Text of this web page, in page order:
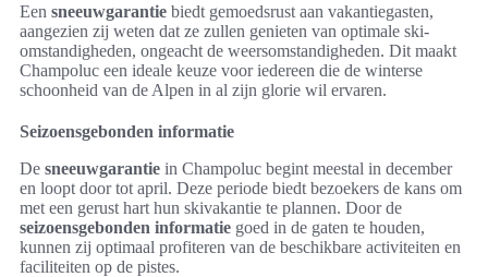
Een sneeuwgarantie biedt gemoedsrust aan vakantiegasten,
aangezien zij weten dat ze zullen genieten van optimale ski-
omstandigheden, ongeacht de weersomstandigheden. Dit maakt
Champoluc een ideale keuze voor iedereen die de winterse
schoonheid van de Alpen in al zijn glorie wil ervaren.
Seizoensgebonden informatie
De sneeuwgarantie in Champoluc begint meestal in december
en loopt door tot april. Deze periode biedt bezoekers de kans om
met een gerust hart hun skivakantie te plannen. Door de
seizoensgebonden informatie goed in de gaten te houden,
kunnen zij optimaal profiteren van de beschikbare activiteiten en
faciliteiten op de pistes.